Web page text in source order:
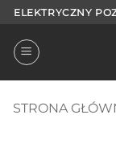
Przejdź
treści
ELEKTRYCZNY
STRONA